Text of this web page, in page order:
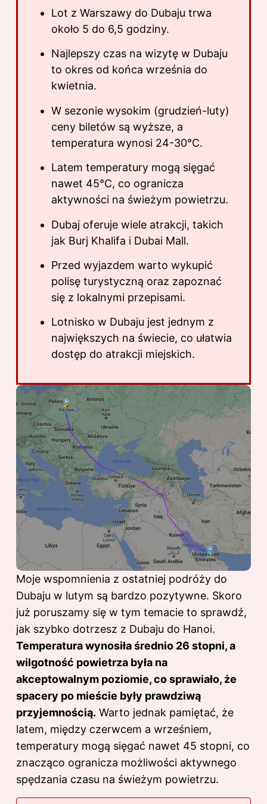
Lot z Warszawy do Dubaju trwa
około 5 do 6,5 godziny.
Najlepszy czas na wizytę w Dubaju
to okres od końca września do
kwietnia.
W sezonie wysokim (grudzień-luty)
ceny biletów są wyższe, a
temperatura wynosi 24-30°C.
Latem temperatury mogą sięgać
nawet 45°C, co ogranicza
aktywności na świeżym powietrzu.
Dubaj oferuje wiele atrakcji, takich
jak Burj Khalifa i Dubai Mall.
Przed wyjazdem warto wykupić
polisę turystyczną oraz zapoznać
się z lokalnymi przepisami.
Lotnisko w Dubaju jest jednym z
największych na świecie, co ułatwia
dostęp do atrakcji miejskich.
Moje wspomnienia z ostatniej podróży do
Dubaju w lutym są bardzo pozytywne. Skoro
już poruszamy się w tym temacie to sprawdź,
jak szybko dotrzesz z Dubaju do Hanoi.
Temperatura wynosiła średnio 26 stopni, a
wilgotność powietrza była na
akceptowalnym poziomie, co sprawiało, że
spacery po mieście były prawdziwą
przyjemnością. Warto jednak pamiętać, że
latem, między czerwcem a wrześniem,
temperatury mogą sięgać nawet 45 stopni, co
znacząco ogranicza możliwości aktywnego
spędzania czasu na świeżym powietrzu.